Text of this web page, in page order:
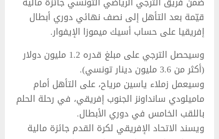
قيّمة بعد التأهل إلى نصف نهائي دوري أبطال
إفريقيا على حساب أسيك ميموزا الإيفوار.
وسيحصل الترجي على مبلغ قدره 1.2 مليون دولار
(أكثر من 3.6 مليون دينار تونسي).
وسيعمل زملاء ياسين مرياح، على التأهل أمام
ماميلودي سانداونز الجنوب إفريقي، في رحلة الحلم
باللقب الخامس في دوري الأبطال.
ويسند الاتحاد الإفريقي لكرة القدم جائزة مالية